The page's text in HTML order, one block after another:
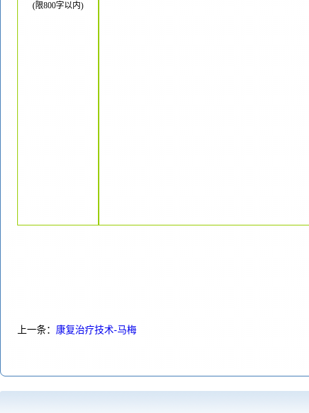
(限800字以内)
上一条： 康复治疗技术-马梅